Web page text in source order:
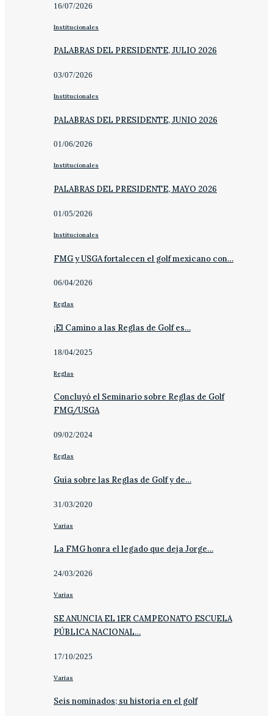
16/07/2026
Institucionales
PALABRAS DEL PRESIDENTE, JULIO 2026
03/07/2026
Institucionales
PALABRAS DEL PRESIDENTE, JUNIO 2026
01/06/2026
Institucionales
PALABRAS DEL PRESIDENTE, MAYO 2026
01/05/2026
Institucionales
FMG y USGA fortalecen el golf mexicano con…
06/04/2026
Reglas
¡El Camino a las Reglas de Golf es…
18/04/2025
Reglas
Concluyó el Seminario sobre Reglas de Golf
FMG/USGA
09/02/2024
Reglas
Guía sobre las Reglas de Golf y de…
31/03/2020
Varias
La FMG honra el legado que deja Jorge…
24/03/2026
Varias
SE ANUNCIA EL 1ER CAMPEONATO ESCUELA
PÚBLICA NACIONAL…
17/10/2025
Varias
Seis nominados; su historia en el golf